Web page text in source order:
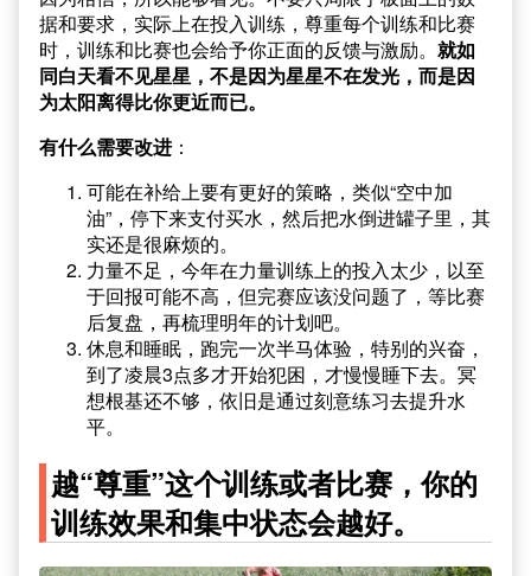
据和要求，实际上在投入训练，尊重每个训练和比赛
时，训练和比赛也会给予你正面的反馈与激励。 就如
同白天看不见星星，不是因为星星不在发光，而是因
为太阳离得比你更近而已。
有什么需要改进 ：
可能在补给上要有更好的策略，类似“空中加
油”，停下来支付买水，然后把水倒进罐子里，其
实还是很麻烦的。
力量不足，今年在力量训练上的投入太少，以至
于回报可能不高，但完赛应该没问题了，等比赛
后复盘，再梳理明年的计划吧。
休息和睡眠，跑完一次半马体验，特别的兴奋，
到了凌晨3点多才开始犯困，才慢慢睡下去。冥
想根基还不够，依旧是通过刻意练习去提升水
平。
越“尊重”这个训练或者比赛，你的
训练效果和集中状态会越好。